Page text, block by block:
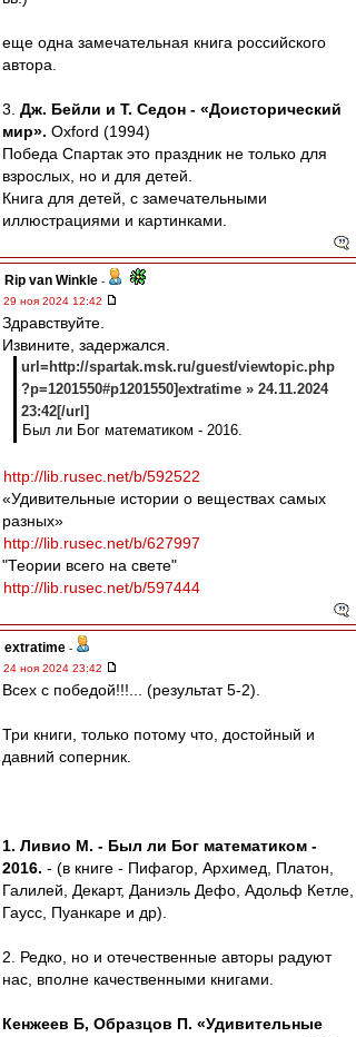
еще одна замечательная книга российского
автора.
3. Дж. Бейли и Т. Седон - «Доисторический
мир». Oxford (1994)
Победа Спартак это праздник не только для
взрослых, но и для детей.
Книга для детей, с замечательными
иллюстрациями и картинками.
Rip van Winkle -
29 ноя 2024 12:42
Здравствуйте.
Извините, задержался.
url=http://spartak.msk.ru/guest/viewtopic.php
?p=1201550#p1201550]extratime » 24.11.2024
23:42[/url]
Был ли Бог математиком - 2016.
http://lib.rusec.net/b/592522
«Удивительные истории о веществах самых
разных»
http://lib.rusec.net/b/627997
"Теории всего на свете"
http://lib.rusec.net/b/597444
extratime -
24 ноя 2024 23:42
Всех с победой!!!... (результат 5-2).
Три книги, только потому что, достойный и
давний соперник.
1. Ливио М. - Был ли Бог математиком -
2016. - (в книге - Пифагор, Архимед, Платон,
Галилей, Декарт, Даниэль Дефо, Адольф Кетле,
Гаусс, Пуанкаре и др).
2. Редко, но и отечественные авторы радуют
нас, вполне качественными книгами.
Кенжеев Б, Образцов П. «Удивительные